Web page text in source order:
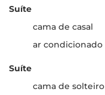
Suíte
cama de casal
ar condicionado
Suíte
cama de solteiro